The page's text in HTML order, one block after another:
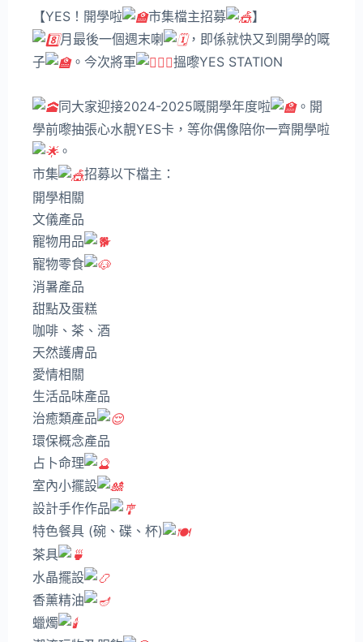
【YES！開學啦 市集檔主招募
】
月最後一個週末喇
，即係就快又到開學的嘅
子
。今次將軍
搵嚟YES STATION
同大家迎接2024-2025嘅開學年度啦
。開
學前嚟抽張心水靚YES卡，等你偶像陪你一齊開學啦
。
市集
招募以下檔主：
開學相關
文儀產品
寵物用品
寵物零食
消暑產品
甜點及蛋糕
咖啡、茶、酒
天然護膚品
愛情相關
生活品味產品
治癒類產品
環保概念產品
占卜命理
室內小擺設
設計手作作品
特色餐具 (碗、碟、杯)
茶具
水晶擺設
香薰精油
蠟燭